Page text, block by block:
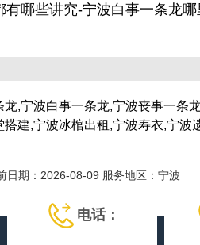
有哪些讲究-宁波白事一条龙哪
,宁波白事一条龙,宁波丧事一条
建,宁波冰棺出租,宁波寿衣,宁波
日期：2026-08-09 服务地区：宁波
电话：